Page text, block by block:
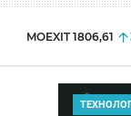
MOEXIT 1806,61